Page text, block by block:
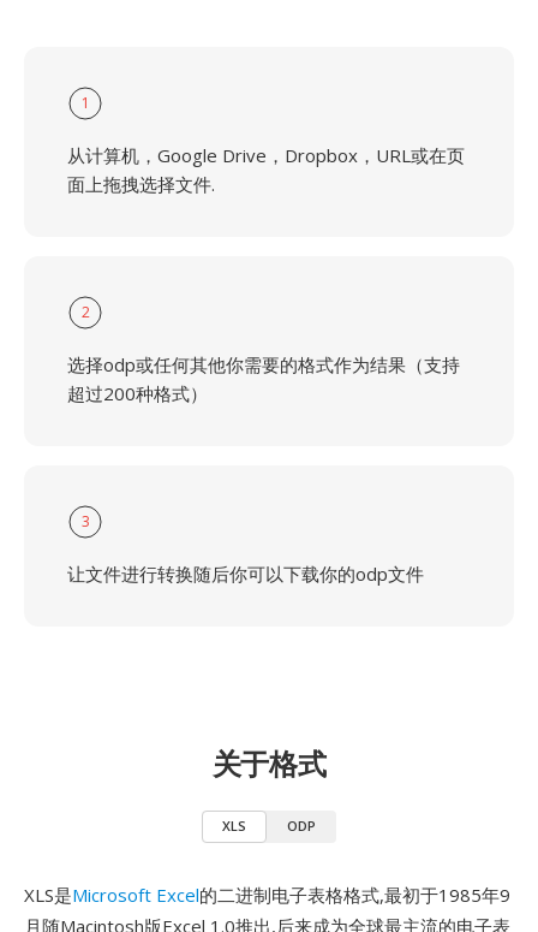
1
从计算机，Google Drive，Dropbox，URL或在页
面上拖拽选择文件.
2
选择odp或任何其他你需要的格式作为结果（支持
超过200种格式）
3
让文件进行转换随后你可以下载你的odp文件
关于格式
XLS ODP
XLS是Microsoft Excel的二进制电子表格格式,最初于1985年9
月随Macintosh版Excel 1.0推出,后来成为全球最主流的电子表